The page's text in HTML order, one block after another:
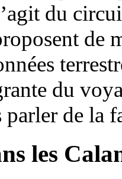
du
de
du
parler de la
les